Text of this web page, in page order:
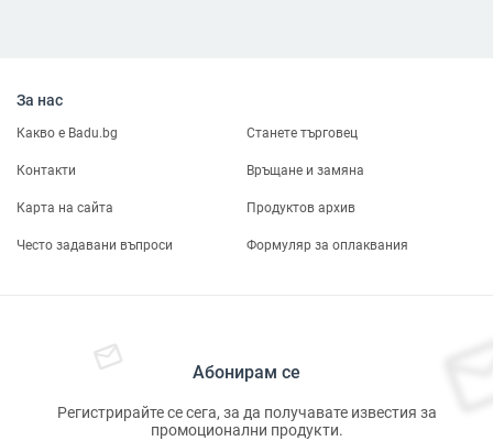
За нас
Какво е Badu.bg Станете търговец
Контакти Връщане и замяна
Карта на сайта Продуктов архив
Често задавани въпроси Формуляр за оплаквания
Абонирам се
Регистрирайте се сега, за да получавате известия за
промоционални продукти.